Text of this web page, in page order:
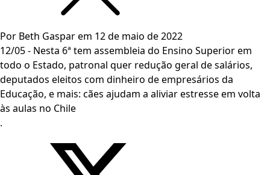
Por Beth Gasparem 12 de maio de 2022
12/05 - Nesta 6ª tem assembleia do Ensino Superior em
todo o Estado, patronal quer redução geral de salários,
deputados eleitos com dinheiro de empresários da
Educação, e mais: cães ajudam a aliviar estresse em volta
às aulas no Chile
.